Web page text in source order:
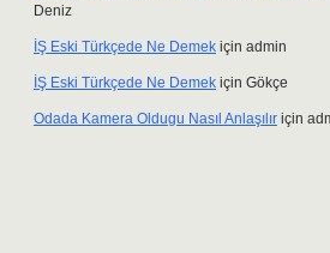
Deniz
İŞ Eski Türkçede Ne Demek için admin
İŞ Eski Türkçede Ne Demek için Gökçe
Odada Kamera Oldugu Nasıl Anlaşılır için